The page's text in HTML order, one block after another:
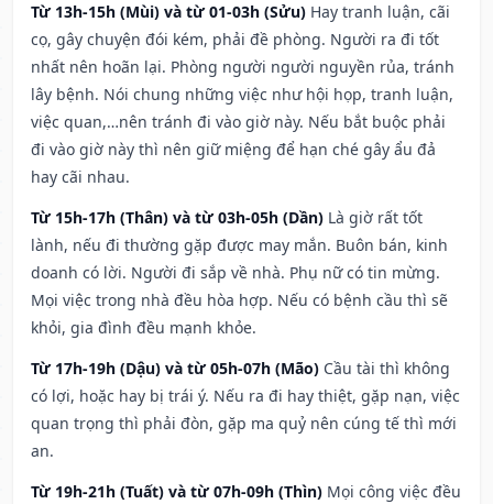
Từ 13h-15h (Mùi) và từ 01-03h (Sửu) Hay tranh luận, cãi
cọ, gây chuyện đói kém, phải đề phòng. Người ra đi tốt
nhất nên hoãn lại. Phòng người người nguyền rủa, tránh
lây bệnh. Nói chung những việc như hội họp, tranh luận,
việc quan,…nên tránh đi vào giờ này. Nếu bắt buộc phải
đi vào giờ này thì nên giữ miệng để hạn ché gây ẩu đả
hay cãi nhau.
Từ 15h-17h (Thân) và từ 03h-05h (Dần) Là giờ rất tốt
lành, nếu đi thường gặp được may mắn. Buôn bán, kinh
doanh có lời. Người đi sắp về nhà. Phụ nữ có tin mừng.
Mọi việc trong nhà đều hòa hợp. Nếu có bệnh cầu thì sẽ
khỏi, gia đình đều mạnh khỏe.
Từ 17h-19h (Dậu) và từ 05h-07h (Mão) Cầu tài thì không
có lợi, hoặc hay bị trái ý. Nếu ra đi hay thiệt, gặp nạn, việc
quan trọng thì phải đòn, gặp ma quỷ nên cúng tế thì mới
an.
Từ 19h-21h (Tuất) và từ 07h-09h (Thìn) Mọi công việc đều